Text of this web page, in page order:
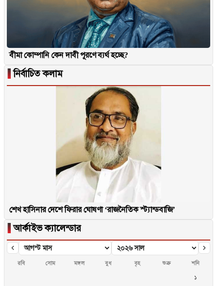
বীমা কোম্পানি কেন দাবী পূরণে ব্যর্থ হচ্ছে?
▐নির্বাচিত কলাম
শেখ হাসিনার দেশে ফিরার ঘোষণা ‘রাজনৈতিক স্ট্যান্ডবাজি’
▐আর্কাইভ ক্যালেন্ডার
রবি সোম মঙ্গল বুধ বৃহ শুক্র
শনি
১